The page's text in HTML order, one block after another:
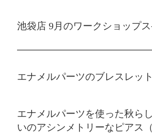
池袋店 9月のワークショップ
エナメルパーツのブレスレッ
エナメルパーツを使った秋ら
いのアシンメトリーなピアス